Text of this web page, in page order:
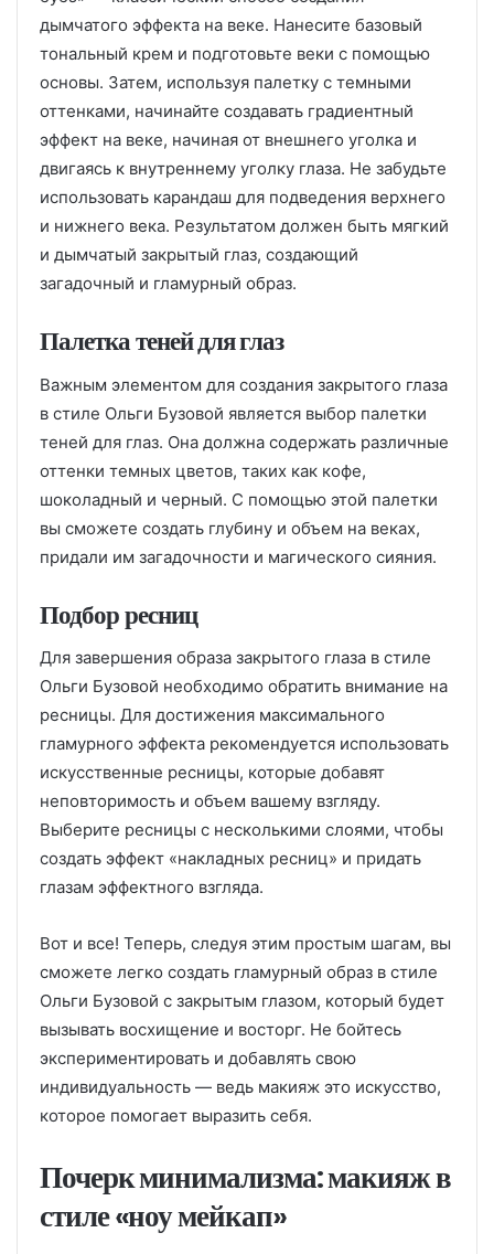
дымчатого эффекта на веке. Нанесите базовый
тональный крем и подготовьте веки с помощью
основы. Затем, используя палетку с темными
оттенками, начинайте создавать градиентный
эффект на веке, начиная от внешнего уголка и
двигаясь к внутреннему уголку глаза. Не забудьте
использовать карандаш для подведения верхнего
и нижнего века. Результатом должен быть мягкий
и дымчатый закрытый глаз, создающий
загадочный и гламурный образ.
Палетка теней для глаз
Важным элементом для создания закрытого глаза
в стиле Ольги Бузовой является выбор палетки
теней для глаз. Она должна содержать различные
оттенки темных цветов, таких как кофе,
шоколадный и черный. С помощью этой палетки
вы сможете создать глубину и объем на веках,
придали им загадочности и магического сияния.
Подбор ресниц
Для завершения образа закрытого глаза в стиле
Ольги Бузовой необходимо обратить внимание на
ресницы. Для достижения максимального
гламурного эффекта рекомендуется использовать
искусственные ресницы, которые добавят
неповторимость и объем вашему взгляду.
Выберите ресницы с несколькими слоями, чтобы
создать эффект «накладных ресниц» и придать
глазам эффектного взгляда.
Вот и все! Теперь, следуя этим простым шагам, вы
сможете легко создать гламурный образ в стиле
Ольги Бузовой с закрытым глазом, который будет
вызывать восхищение и восторг. Не бойтесь
экспериментировать и добавлять свою
индивидуальность — ведь макияж это искусство,
которое помогает выразить себя.
Почерк минимализма: макияж в
стиле «ноу мейкап»